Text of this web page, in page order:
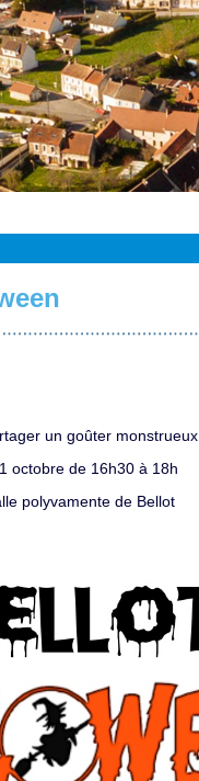
un goûter monstrueux
octobre de 16h30 à 18h
polyvamente de Bellot